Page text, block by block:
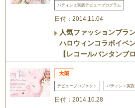
パティシエ実践デビュープログラム
日付：2014.11.04
人気ファッションブラ
ハロウィンコラボイベ
【レコールバンタンブ
デビュープロジェクト パティシエ実
日付：2014.10.28